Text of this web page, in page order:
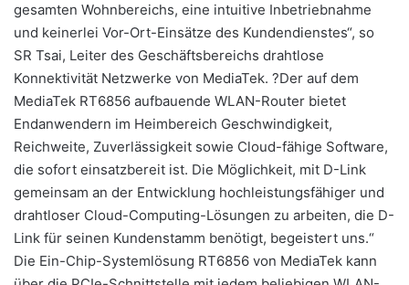
gesamten Wohnbereichs, eine intuitive Inbetriebnahme
und keinerlei Vor-Ort-Einsätze des Kundendienstes“, so
SR Tsai, Leiter des Geschäftsbereichs drahtlose
Konnektivität Netzwerke von MediaTek. ?Der auf dem
MediaTek RT6856 aufbauende WLAN-Router bietet
Endanwendern im Heimbereich Geschwindigkeit,
Reichweite, Zuverlässigkeit sowie Cloud-fähige Software,
die sofort einsatzbereit ist. Die Möglichkeit, mit D-Link
gemeinsam an der Entwicklung hochleistungsfähiger und
drahtloser Cloud-Computing-Lösungen zu arbeiten, die D-
Link für seinen Kundenstamm benötigt, begeistert uns.“
Die Ein-Chip-Systemlösung RT6856 von MediaTek kann